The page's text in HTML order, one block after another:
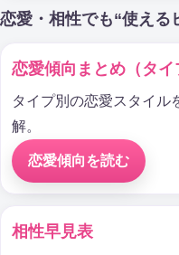
恋愛・相性でも“使える
恋愛傾向まとめ（タイ
タイプ別の恋愛スタイル
解。
恋愛傾向を読む
相性早見表